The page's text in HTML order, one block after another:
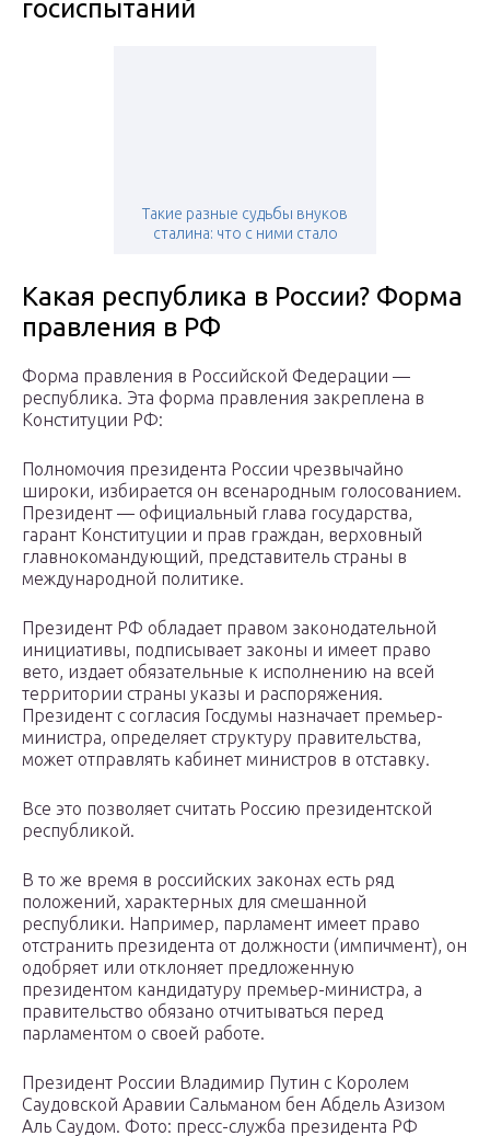
госиспытаний
Такие разные судьбы внуков
сталина: что с ними стало
Какая республика в России? Форма
правления в РФ
Форма правления в Российской Федерации —
республика. Эта форма правления закреплена в
Конституции РФ:
Полномочия президента России чрезвычайно
широки, избирается он всенародным голосованием.
Президент — официальный глава государства,
гарант Конституции и прав граждан, верховный
главнокомандующий, представитель страны в
международной политике.
Президент РФ обладает правом законодательной
инициативы, подписывает законы и имеет право
вето, издает обязательные к исполнению на всей
территории страны указы и распоряжения.
Президент с согласия Госдумы назначает премьер-
министра, определяет структуру правительства,
может отправлять кабинет министров в отставку.
Все это позволяет считать Россию президентской
республикой.
В то же время в российских законах есть ряд
положений, характерных для смешанной
республики. Например, парламент имеет право
отстранить президента от должности (импичмент), он
одобряет или отклоняет предложенную
президентом кандидатуру премьер-министра, а
правительство обязано отчитываться перед
парламентом о своей работе.
Президент России Владимир Путин с Королем
Саудовской Аравии Сальманом бен Абдель Азизом
Аль Саудом. Фото: пресс-служба президента РФ